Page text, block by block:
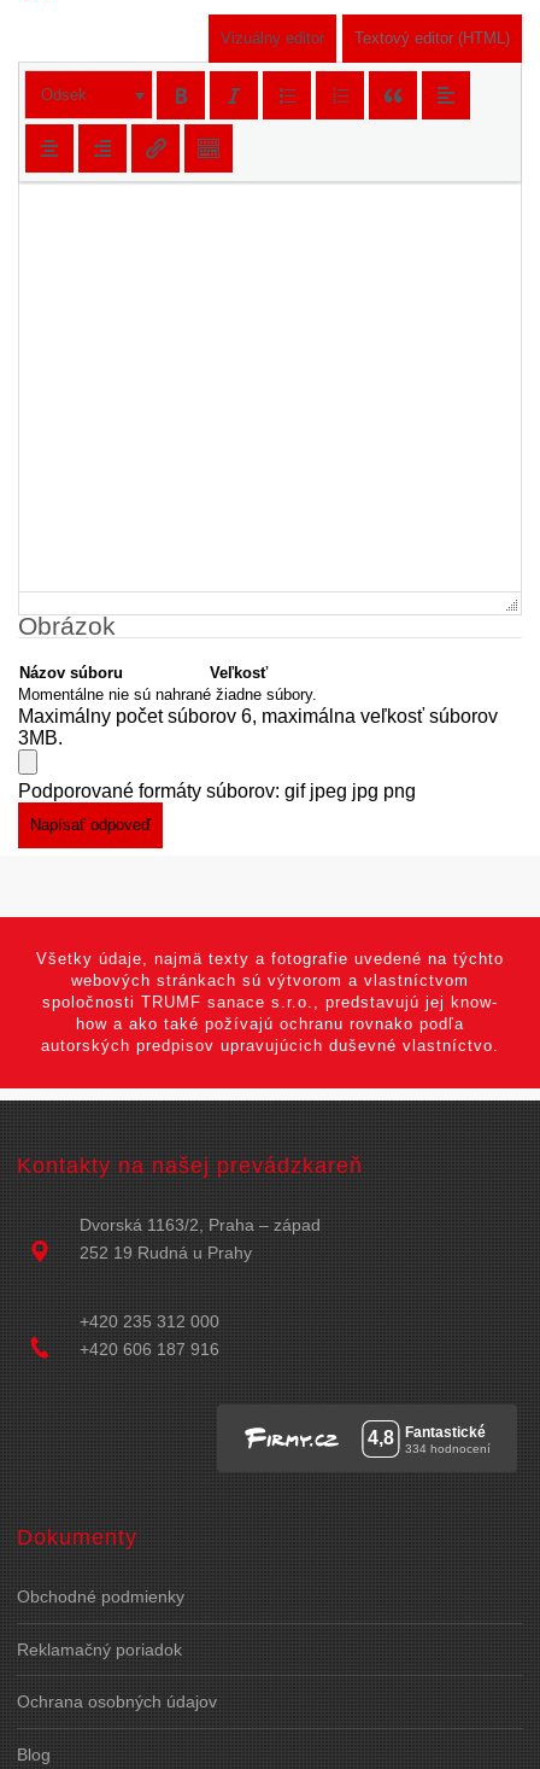
Vizuálny editor Textový editor (HTML)
Odsek
Obrázok
Názov súboru
Veľkosť
Momentálne nie sú nahrané žiadne súbory.
Maximálny počet súborov 6, maximálna veľkosť súborov
3MB.
Podporované formáty súborov: gif jpeg jpg png
Všetky údaje, najmä texty a fotografie uvedené na týchto
webových stránkach sú výtvorom a vlastníctvom
spoločnosti TRUMF sanace s.r.o., predstavujú jej know-
how a ako také požívajú ochranu rovnako podľa
autorských predpisov upravujúcich duševné vlastníctvo.
Kontakty na našej prevádzkareň
Dvorská 1163/2, Praha – západ
252 19 Rudná u Prahy
+420 235 312 000
+420 606 187 916
Dokumenty
Obchodné podmienky
Reklamačný poriadok
Ochrana osobných údajov
Blog